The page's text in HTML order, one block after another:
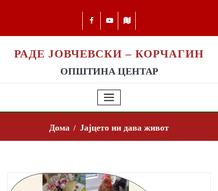
РАДЕ ЈОВЧЕВСКИ – КОРЧАГИН
ОПШТИНА ЦЕНТАР
Дома Јајцето ни дава живот